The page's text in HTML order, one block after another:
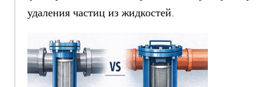
удаления частиц из жидкостей.